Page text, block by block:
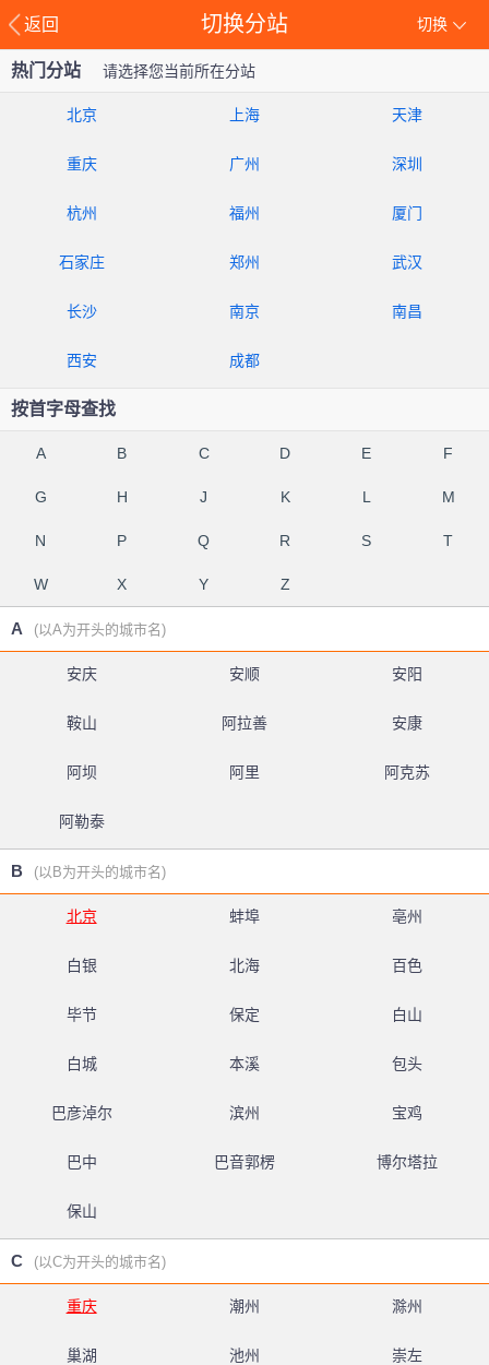
返回 切换
切换分站
热门分站 请选择您当前所在分站
北京 上海 天津
重庆 广州 深圳
杭州 福州 厦门
石家庄 郑州 武汉
长沙 南京 南昌
西安 成都
按首字母查找
A B C D E F
G H J K L M
N P Q R S T
W X Y Z
A (以A为开头的城市名)
安庆 安顺 安阳
鞍山 阿拉善 安康
阿坝 阿里 阿克苏
阿勒泰
B (以B为开头的城市名)
北京 蚌埠 亳州
白银 北海 百色
毕节 保定 白山
白城 本溪 包头
巴彦淖尔 滨州 宝鸡
巴中 巴音郭楞 博尔塔拉
保山
C (以C为开头的城市名)
重庆 潮州 滁州
巢湖 池州 崇左